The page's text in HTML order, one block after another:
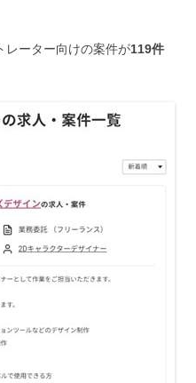
レーター向けの案件が119件